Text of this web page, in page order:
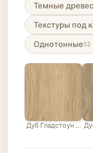
Темные
Текстуры под
Однотонные52
Дуб Гладстоун